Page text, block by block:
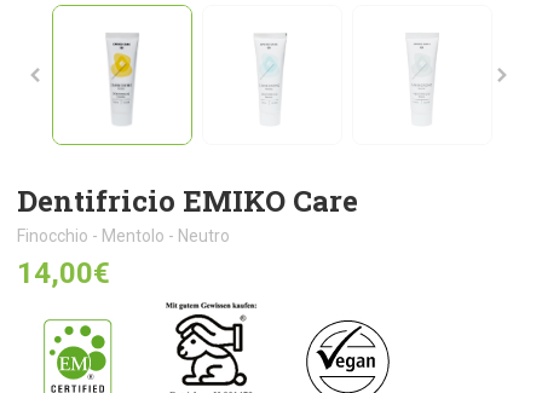
Dentifricio EMIKO Care
Finocchio - Mentolo - Neutro
14,00€